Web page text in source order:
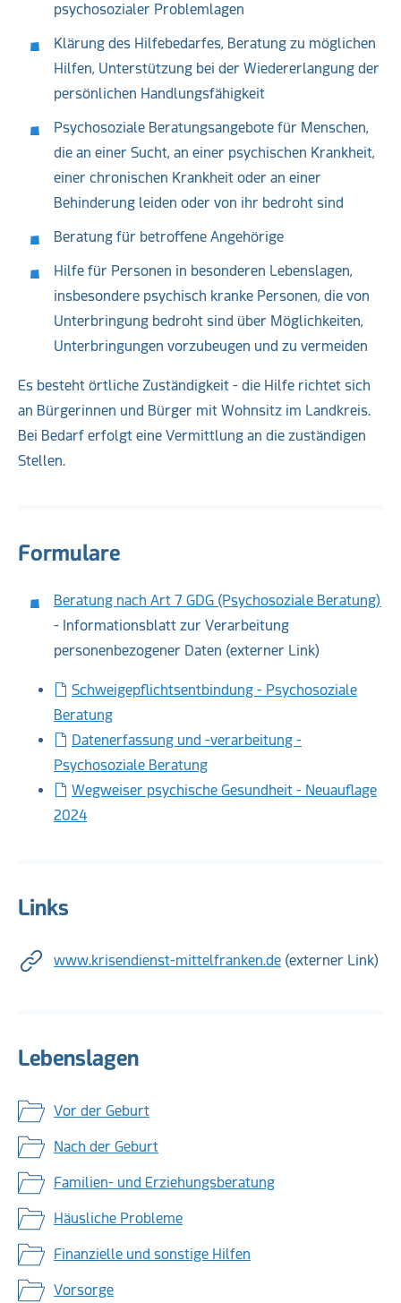
psychosozialer Problemlagen
Klärung des Hilfebedarfes, Beratung zu möglichen
Hilfen, Unterstützung bei der Wiedererlangung der
persönlichen Handlungsfähigkeit
Psychosoziale Beratungsangebote für Menschen,
die an einer Sucht, an einer psychischen Krankheit,
einer chronischen Krankheit oder an einer
Behinderung leiden oder von ihr bedroht sind
Beratung für betroffene Angehörige
Hilfe für Personen in besonderen Lebenslagen,
insbesondere psychisch kranke Personen, die von
Unterbringung bedroht sind über Möglichkeiten,
Unterbringungen vorzubeugen und zu vermeiden
Es besteht örtliche Zuständigkeit - die Hilfe richtet sich
an Bürgerinnen und Bürger mit Wohnsitz im Landkreis.
Bei Bedarf erfolgt eine Vermittlung an die zuständigen
Stellen.
Formulare
Beratung nach Art 7 GDG (Psychosoziale Beratung)
- Informationsblatt zur Verarbeitung
personenbezogener Daten (externer Link)
Schweigepflichtsentbindung - Psychosoziale
Beratung
Datenerfassung und -verarbeitung -
Psychosoziale Beratung
Wegweiser psychische Gesundheit - Neuauflage
2024
Links
www.krisendienst-mittelfranken.de (externer Link)
Lebenslagen
Vor der Geburt
Nach der Geburt
Familien- und Erziehungsberatung
Häusliche Probleme
Finanzielle und sonstige Hilfen
Vorsorge